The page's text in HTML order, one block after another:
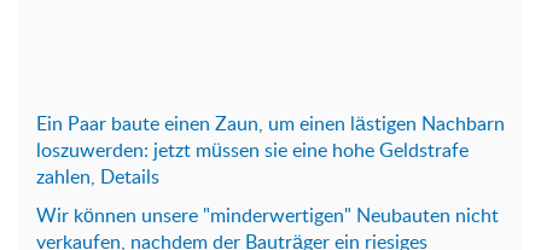
Ein Paar baute einen Zaun, um einen lästigen Nachbarn
loszuwerden: jetzt müssen sie eine hohe Geldstrafe
zahlen, Details
Wir können unsere "minderwertigen" Neubauten nicht
verkaufen, nachdem der Bauträger ein riesiges